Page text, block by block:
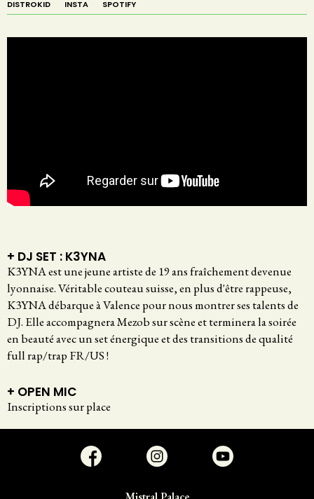
DISTROKID INSTA SPOTIFY
+ DJ SET : K3YNA
K3YNA est une jeune artiste de 19 ans fraîchement devenue
lyonnaise. Véritable couteau suisse, en plus d'être rappeuse,
K3YNA débarque à Valence pour nous montrer ses talents de
DJ. Elle accompagnera Mezob sur scène et terminera la soirée
en beauté avec un set énergique et des transitions de qualité
full rap/trap FR/US !
+ OPEN MIC
Inscriptions sur place